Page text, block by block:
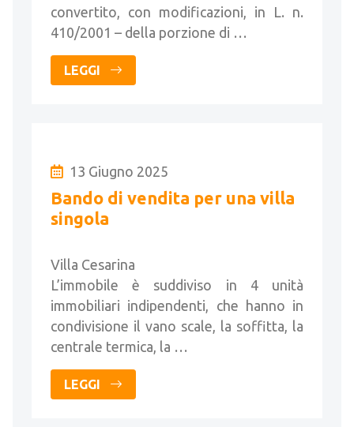
convertito, con modificazioni, in L. n.
410/2001 – della porzione di …
LEGGI
13 Giugno 2025
Bando di vendita per una villa
singola
Villa Cesarina
L’immobile è suddiviso in 4 unità
immobiliari indipendenti, che hanno in
condivisione il vano scale, la soffitta, la
centrale termica, la …
LEGGI